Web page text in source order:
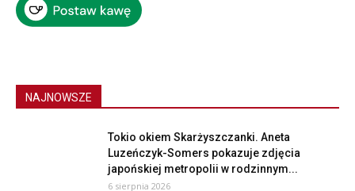
NAJNOWSZE
Tokio okiem Skarżyszczanki. Aneta
Luzeńczyk-Somers pokazuje zdjęcia
japońskiej metropolii w rodzinnym...
6 sierpnia 2026